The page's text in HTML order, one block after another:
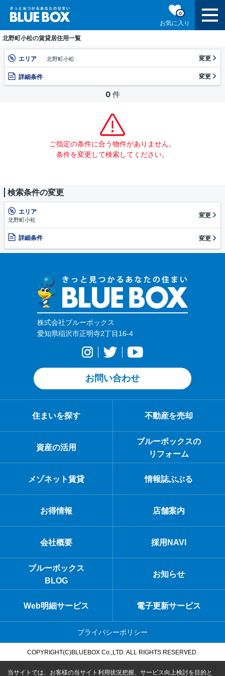
お気に入り
0
北野町小松の賃貸居住用一覧
エリア 北野町小松 変更
詳細条件 変更
0 件
ご指定の条件に合う物件がありません。
条件を変更して検索してください。
検索条件の変更
エリア
北野町小松
変更
詳細条件 変更
株式会社ブルーボックス
愛知県稲沢市正明寺2丁目16-4
お問い合わせ
住まいを探す 不動産を売却
資産の活用
ブルーボックスの
リフォーム
メゾネット賃貸 情報誌ぶぶる
お得情報 店舗案内
会社概要 採用NAVI
ブルーボックス
BLOG
お知らせ
Web明細サービス 電子更新サービス
プライバシーポリシー
COPYRIGHT(C)BLUEBOX Co.,LTD. ALL RIGHTS RESERVED.
当サイトでは、お客様の当サイト利用状況把握、サービス向上検討を目的と